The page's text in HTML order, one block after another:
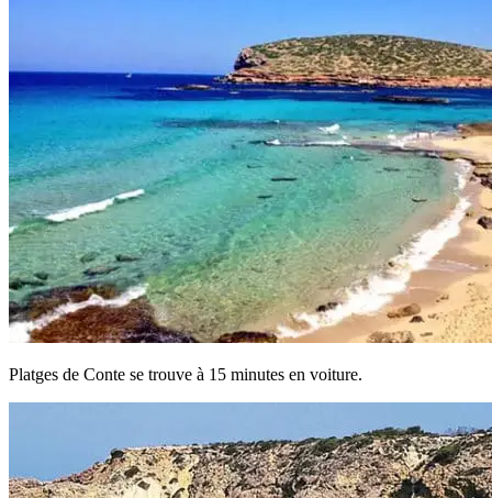
Platges de Conte se trouve à 15 minutes en voiture.